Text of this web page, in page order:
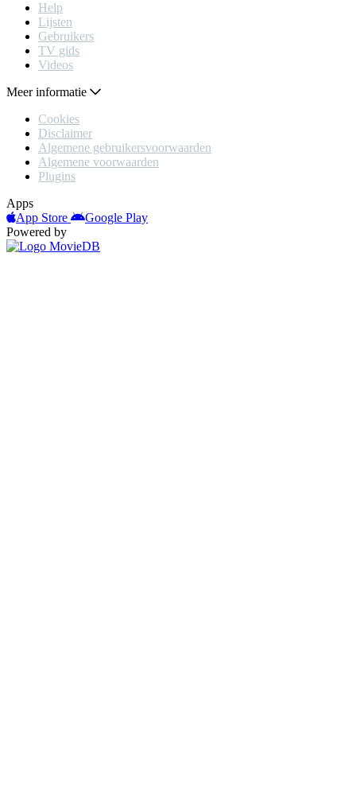
Help
Lijsten
Gebruikers
TV gids
Videos
Meer informatie
Cookies
Disclaimer
Algemene gebruikersvoorwaarden
Algemene voorwaarden
Plugins
Apps
App Store
Google Play
Powered by